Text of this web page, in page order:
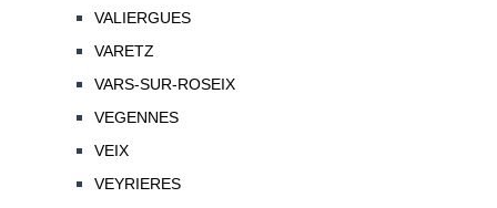
VALIERGUES
VARETZ
VARS-SUR-ROSEIX
VEGENNES
VEIX
VEYRIERES